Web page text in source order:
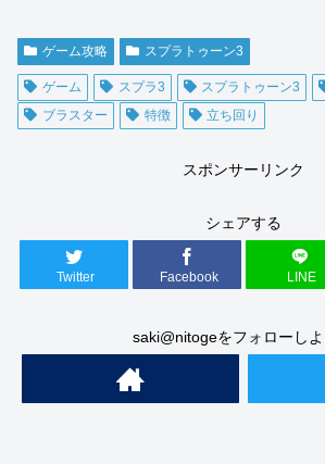
ゲーム攻略 スプラトゥーン3
ゲーム スプラ3 スプラトゥーン3
ブラスター
特徴 立ち回り
スポンサーリンク
シェアする
Twitter Facebook LINE
saki@nitogeをフォローしよ